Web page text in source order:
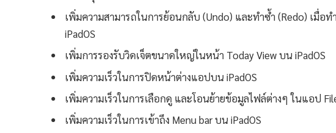
เพิ่มความสามารถในการย้อนกลับ (Undo) และทำซ้ำ (Redo) เมื่อ
iPadOS
เพิ่มการรองรับวิดเจ็ตขนาดใหญ่ในหน้า Today View บน iPadOS
เพิ่มความเร็วในการปิดหน้าต่างแอปบน iPadOS
เพิ่มความเร็วในการเลือกดู และโอนย้ายข้อมูลไฟล์ต่างๆ ในแอป
เพิ่มความเร็วในการเข้าถึง Menu bar บน iPadOS